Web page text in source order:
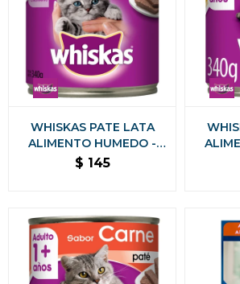
WHISKAS PATE LATA
ALIMENTO HUMEDO -
GATITOS CARNE 340
$ 145